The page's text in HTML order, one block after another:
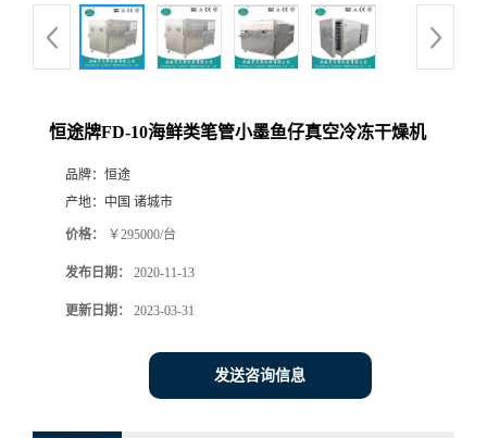
恒途牌FD-10海鲜类笔管小墨鱼仔真空冷冻干燥机
品牌： 恒途
产地： 中国 诸城市
价格： ￥295000/台
发布日期： 2020-11-13
更新日期： 2023-03-31
发送咨询信息